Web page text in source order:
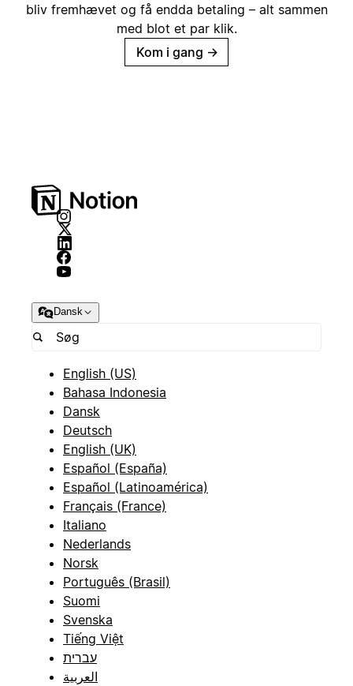
bliv fremhævet og få endda betaling – alt sammen
med blot et par klik.
Kom i gang →
Dansk
English (US)
Bahasa Indonesia
Dansk
Deutsch
English (UK)
Español (España)
Español (Latinoamérica)
Français (France)
Italiano
Nederlands
Norsk
Português (Brasil)
Suomi
Svenska
Tiếng Việt
עברית
العربية